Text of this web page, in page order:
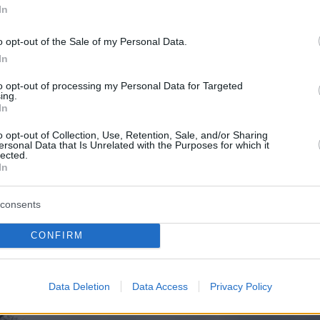
opt-out of the Sale of my Personal Data.
opt-out of processing my Personal Data for Targeted
opt-out of Collection, Use, Retention, Sale, and/or Sharing
Data that Is Unrelated with the Purposes for which it
CONFIRM
Data Deletion Data Access Privacy Policy
σχετικά και απάντησε:
συμμορφωθούμε με τους κανονισμούς.
το τι απαιτείται ώστε να γίνει ένα τέτοιο
πραγματικά ικανό, αλλά προς το παρόν, είναι
φαντασία»
δεν υπάρχουν σχέδια για τη
και διάθεση Plug-in Hybridέκδοσης της
έχουν οι Ferrari και Lamborghini στα
μοντέλα τους. Όπως είπε:«Με την Corvette E-
μπροστά και οδηγείς. Φορτίζει μόνη
κάνει τα πάντα».